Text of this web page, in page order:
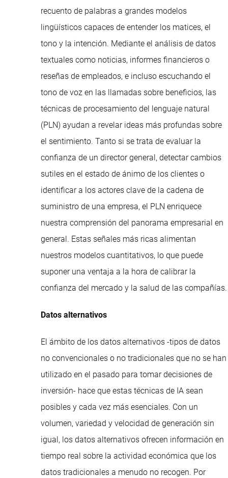
recuento de palabras a grandes modelos
lingüísticos capaces de entender los matices, el
tono y la intención. Mediante el análisis de datos
textuales como noticias, informes financieros o
reseñas de empleados, e incluso escuchando el
tono de voz en las llamadas sobre beneficios, las
técnicas de procesamiento del lenguaje natural
(PLN) ayudan a revelar ideas más profundas sobre
el sentimiento. Tanto si se trata de evaluar la
confianza de un director general, detectar cambios
sutiles en el estado de ánimo de los clientes o
identificar a los actores clave de la cadena de
suministro de una empresa, el PLN enriquece
nuestra comprensión del panorama empresarial en
general. Estas señales más ricas alimentan
nuestros modelos cuantitativos, lo que puede
suponer una ventaja a la hora de calibrar la
confianza del mercado y la salud de las compañías.
Datos alternativos
El ámbito de los datos alternativos -tipos de datos
no convencionales o no tradicionales que no se han
utilizado en el pasado para tomar decisiones de
inversión- hace que estas técnicas de IA sean
posibles y cada vez más esenciales. Con un
volumen, variedad y velocidad de generación sin
igual, los datos alternativos ofrecen información en
tiempo real sobre la actividad económica que los
datos tradicionales a menudo no recogen. Por